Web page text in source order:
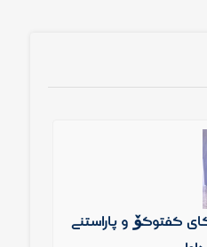
گفتوگۆ و پاراستنی